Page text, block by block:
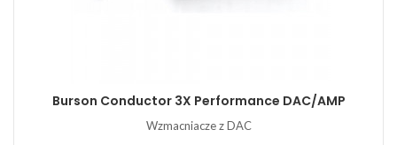
Burson Conductor 3X Performance DAC/AMP
Wzmacniacze z DAC